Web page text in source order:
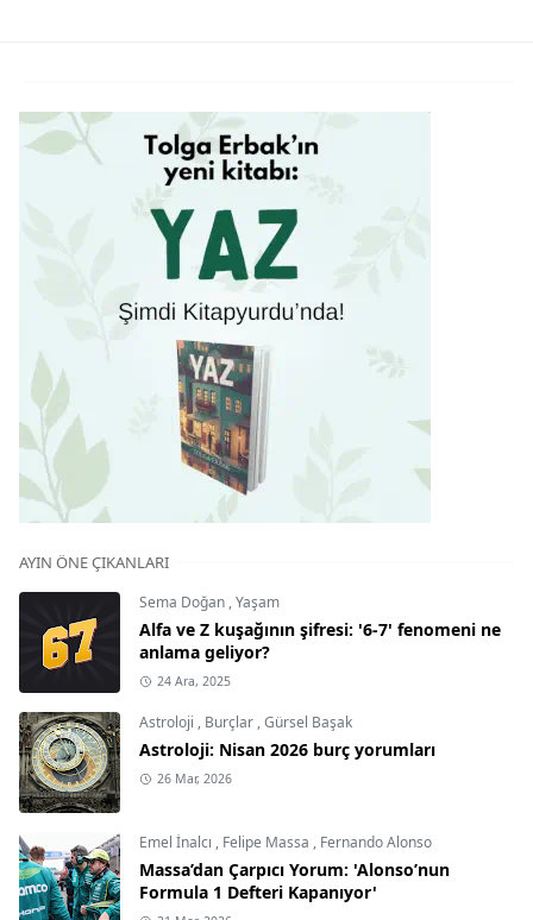
AYIN ÖNE ÇIKANLARI
Sema Doğan ,Yaşam
Alfa ve Z kuşağının şifresi: '6-7' fenomeni ne
anlama geliyor?
24 Ara, 2025
Astroloji , Burçlar ,Gürsel Başak
Astroloji: Nisan 2026 burç yorumları
26 Mar, 2026
Emel İnalcı , Felipe Massa , Fernando Alonso
Massa’dan Çarpıcı Yorum: 'Alonso’nun
Formula 1 Defteri Kapanıyor'